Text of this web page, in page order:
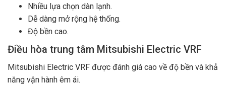
Nhiều lựa chọn dàn lạnh.
Dễ dàng mở rộng hệ thống.
Độ bền cao.
Điều hòa trung tâm Mitsubishi Electric VRF
Mitsubishi Electric VRF được đánh giá cao về độ bền và khả
năng vận hành êm ái.